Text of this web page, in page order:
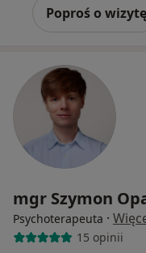
Poproś o wizytę
mgr Szymon
Psychoterapeuta ·
15 opinii